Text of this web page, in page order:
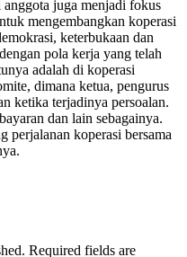
juga menjadi fokus
mengembangkan koperasi
keterbukaan dan
pola kerja yang telah
adalah di koperasi
dimana ketua, pengurus
ketika terjadinya persoalan.
dan lain sebagainya.
perjalanan koperasi bersama
Required fields are